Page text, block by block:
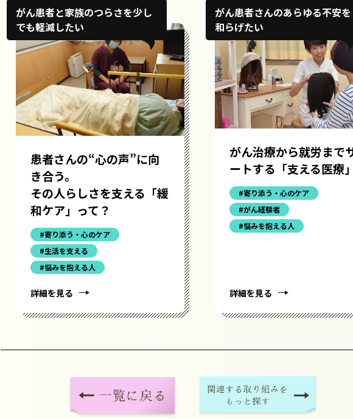
がん患者と家族のつらさを少し
でも軽減したい
患者さんの“心の声”に向
き合う。
その人らしさを支える「緩
和ケア」って？
#寄り添う・心のケア
#生活を支える
#悩みを抱える人
詳細を見る
がん患者さんのあらゆる不安を
和らげたい
がん治療から就労まで
ートする「支える医療」
#寄り添う・心のケア
#がん経験者
#悩みを抱える人
詳細を見る